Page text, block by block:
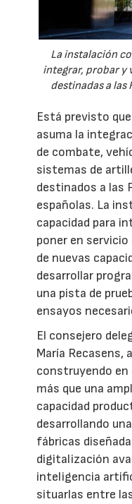
La instalación
integrar, probar y
destinadas a las
Está previsto
asuma la
de combate,
sistemas de
destinados a las
españolas. La
capacidad para
poner en
de nuevas
desarrollar
una pista de
ensayos
El consejero
María Recasens,
construyendo en
más que una
capacidad
desarrollando
fábricas
digitalización
inteligencia
situarlas entre